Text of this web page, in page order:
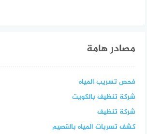
مصادر هامة
فحص تسريب المياه
شركة تنظيف بالكويت
شركة تنظيف
كشف تسربات المياه بالقصيم